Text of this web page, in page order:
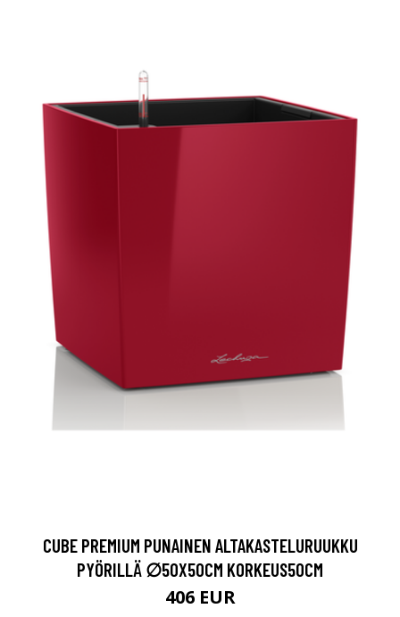
CUBE PREMIUM PUNAINEN ALTAKASTELURUUKKU
PYÖRILLÄ ∅50X50CM KORKEUS50CM
406 EUR